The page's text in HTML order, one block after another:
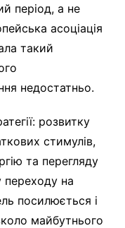
період, а не
асоціація
такий
недостатньо.
розвитку
стимулів,
та перегляду
на
посилюється і
майбутнього